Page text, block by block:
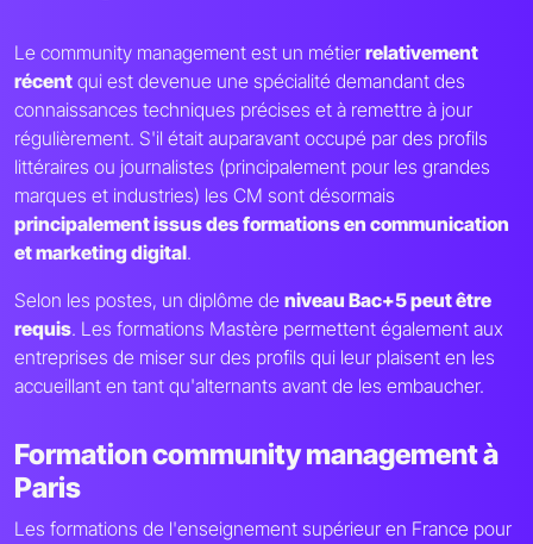
Le community management est un métier relativement
récent qui est devenue une spécialité demandant des
connaissances techniques précises et à remettre à jour
régulièrement. S'il était auparavant occupé par des profils
littéraires ou journalistes (principalement pour les grandes
marques et industries) les CM sont désormais
principalement issus des formations en communication
et marketing digital.
Selon les postes, un diplôme de niveau Bac+5 peut être
requis. Les formations Mastère permettent également aux
entreprises de miser sur des profils qui leur plaisent en les
accueillant en tant qu'alternants avant de les embaucher.
Formation community management à
Paris
Les formations de l'enseignement supérieur en France pour